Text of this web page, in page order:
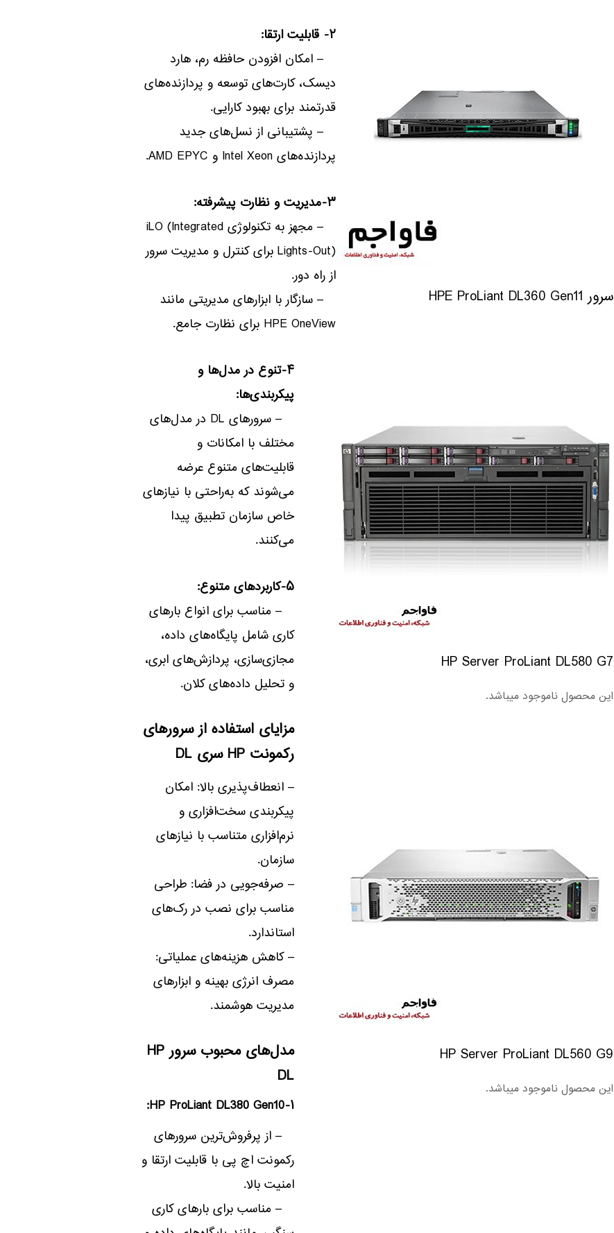
سرور HPE ProLiant DL360 Gen11
HP Server ProLiant DL580 G7
این محصول ناموجود میباشد.
HP Server ProLiant DL560 G9
این محصول ناموجود میباشد.
۲- قابلیت ارتقا:
– امکان افزودن حافظه رم، هارد
دیسک، کارت‌های توسعه و پردازنده‌های
قدرتمند برای بهبود کارایی.
– پشتیبانی از نسل‌های جدید
پردازنده‌های Intel Xeon و AMD EPYC.
۳-مدیریت و نظارت پیشرفته:
– مجهز به تکنولوژی iLO (Integrated
Lights-Out) برای کنترل و مدیریت سرور
از راه دور.
– سازگار با ابزارهای مدیریتی مانند
HPE OneView برای نظارت جامع.
۴-تنوع در مدل‌ها و
پیکربندی‌ها:
– سرورهای DL در مدل‌های
مختلف با امکانات و
قابلیت‌های متنوع عرضه
می‌شوند که به‌راحتی با نیازهای
خاص سازمان تطبیق پیدا
می‌کنند.
۵-کاربردهای متنوع:
– مناسب برای انواع بارهای
کاری شامل پایگاه‌های داده،
مجازی‌سازی، پردازش‌های ابری،
و تحلیل داده‌های کلان.
مزایای استفاده از سرورهای
رکمونت HP سری DL
– انعطاف‌پذیری بالا: امکان
پیکربندی سخت‌افزاری و
نرم‌افزاری متناسب با نیازهای
سازمان.
– صرفه‌جویی در فضا: طراحی
مناسب برای نصب در رک‌های
استاندارد.
– کاهش هزینه‌های عملیاتی:
مصرف انرژی بهینه و ابزارهای
مدیریت هوشمند.
مدل‌های محبوب سرور HP
DL
۱-HP ProLiant DL380 Gen10:
– از پرفروش‌ترین سرورهای
رکمونت اچ پی با قابلیت ارتقا و
امنیت بالا.
– مناسب برای بارهای کاری